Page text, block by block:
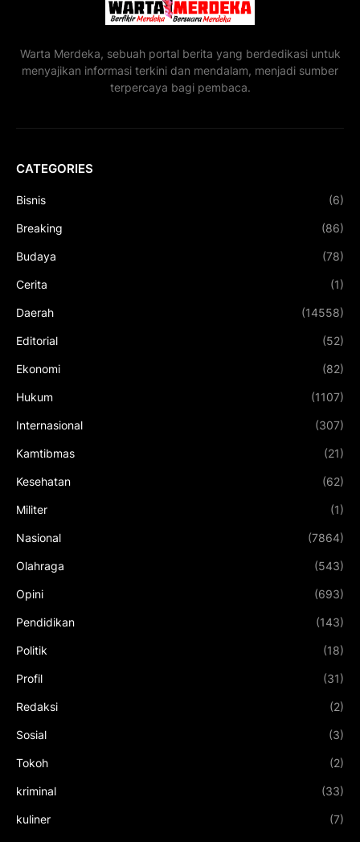
Warta Merdeka, sebuah portal berita yang berdedikasi untuk
menyajikan informasi terkini dan mendalam, menjadi sumber
terpercaya bagi pembaca.
CATEGORIES
Bisnis (6)
Breaking (86)
Budaya (78)
Cerita (1)
Daerah (14558)
Editorial (52)
Ekonomi (82)
Hukum (1107)
Internasional (307)
Kamtibmas (21)
Kesehatan (62)
Militer (1)
Nasional (7864)
Olahraga (543)
Opini (693)
Pendidikan (143)
Politik (18)
Profil (31)
Redaksi (2)
Sosial (3)
Tokoh (2)
kriminal (33)
kuliner (7)